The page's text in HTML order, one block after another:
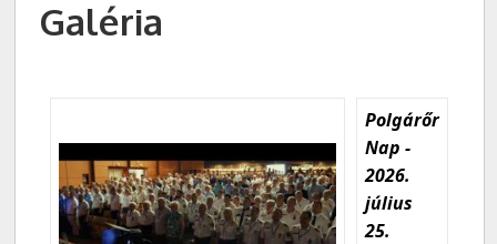
Galéria
Polgárőr
Nap -
2026.
július
25.